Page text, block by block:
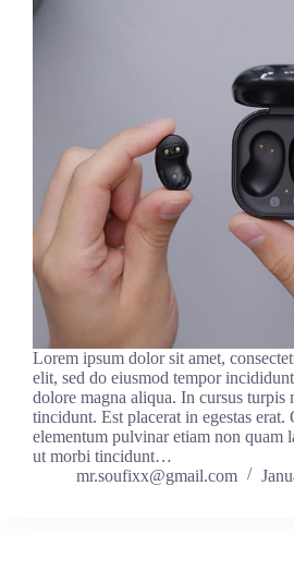
Lorem ipsum dolor sit amet,
elit, sed do eiusmod tempor
dolore magna aliqua. In cursus turpis
tincidunt. Est placerat in egestas erat.
elementum pulvinar etiam non quam
ut morbi tincidunt…
mr.soufixx@gmail.com